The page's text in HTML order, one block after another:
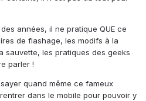
années, il ne pratique QUE ce
de flashage, les modifs à la
sauvette, les pratiques des geeks
parler !
quand même ce fameux
dans le mobile pour pouvoir y